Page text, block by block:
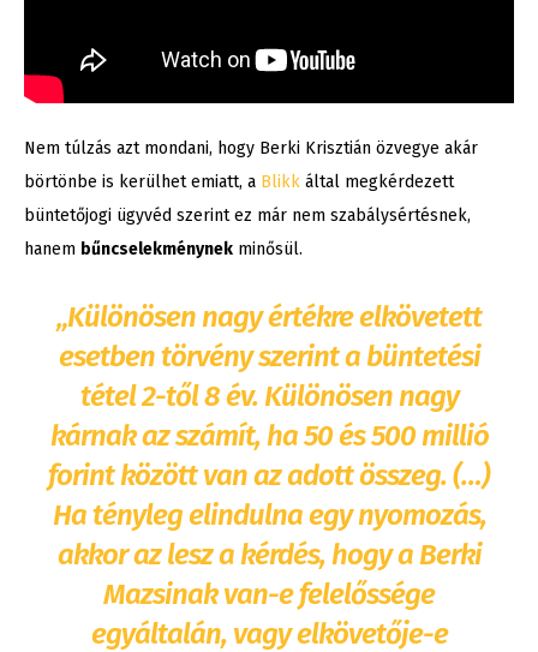
Nem túlzás azt mondani, hogy Berki Krisztián özvegye akár
börtönbe is kerülhet emiatt, a Blikk által megkérdezett
büntetőjogi ügyvéd szerint ez már nem szabálysértésnek,
hanem bűncselekménynek minősül.
„Különösen nagy értékre elkövetett
esetben törvény szerint a büntetési
tétel 2-től 8 év. Különösen nagy
kárnak az számít, ha 50 és 500 millió
forint között van az adott összeg. (…)
Ha tényleg elindulna egy nyomozás,
akkor az lesz a kérdés, hogy a Berki
Mazsinak van-e felelőssége
egyáltalán, vagy elkövetője-e